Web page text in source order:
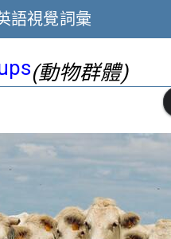
語視覺詞彙
(動物群體)